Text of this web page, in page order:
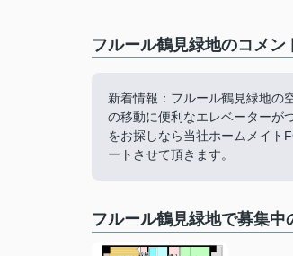
フルール鶴見緑地のコメン
新着情報：フルール鶴見緑地の
の移動に便利なエレベーターが
をお探しなら当社ホームメイト
ートさせて頂きます。
フルール鶴見緑地で募集中